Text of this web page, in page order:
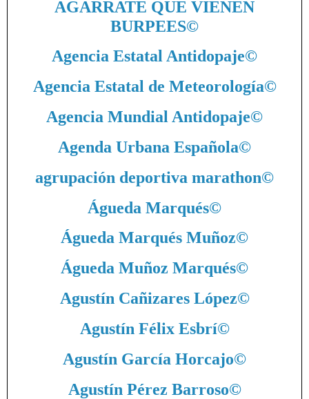
AGARRATE QUE VIENEN
BURPEES©
Agencia Estatal Antidopaje©
Agencia Estatal de Meteorología©
Agencia Mundial Antidopaje©
Agenda Urbana Española©
agrupación deportiva marathon©
Águeda Marqués©
Águeda Marqués Muñoz©
Águeda Muñoz Marqués©
Agustín Cañizares López©
Agustín Félix Esbrí©
Agustín García Horcajo©
Agustín Pérez Barroso©